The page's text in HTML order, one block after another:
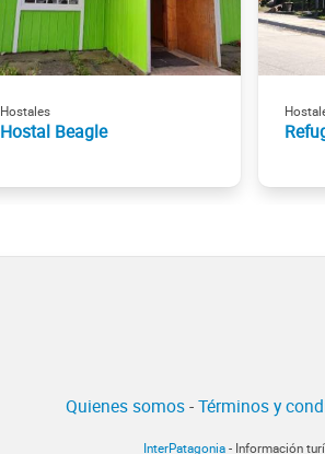
Hostales
Hostal Beagle
Quienes somos-Términos y
InterPatagonia - Información